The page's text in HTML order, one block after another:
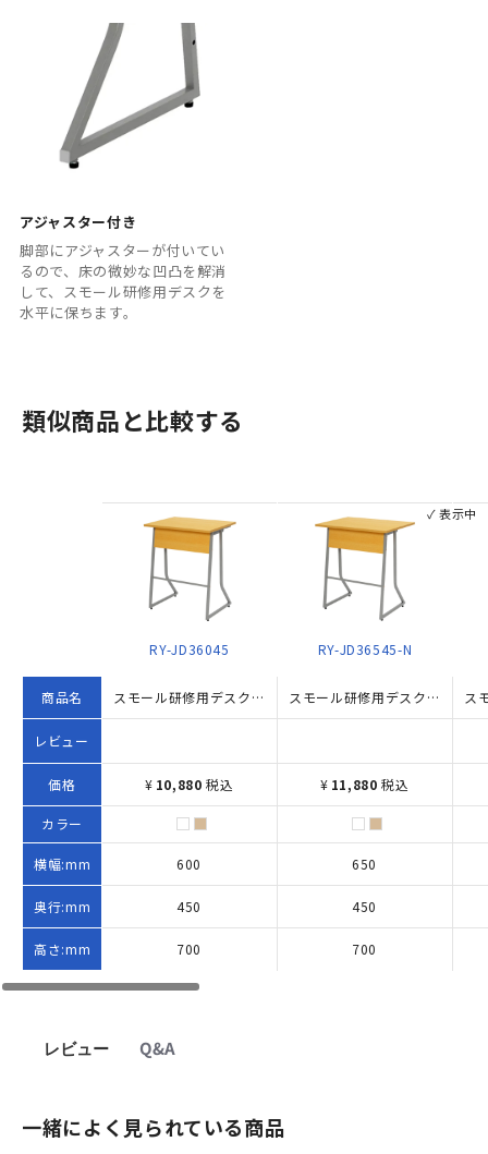
アジャスター付き
脚部にアジャスターが付いてい
るので、床の微妙な凹凸を解消
して、スモール研修用デスクを
水平に保ちます。
類似商品と比較する
商品名
レビュー
価格
カラー
横幅:mm
奥行:mm
高さ:mm
RY-JD36045
✓ 表示中
スモール研修用デスクIII ループ脚タイプ（W600×D450×H700）
¥ 10,880 税込
600
450
700
RY-JD36545-N
スモール研修用デスクIII ループ脚タイプ W650×D450×H700 ナチュラル
¥ 11,880 税込
650
450
700
レビュー Q&A
一緒によく見られている商品